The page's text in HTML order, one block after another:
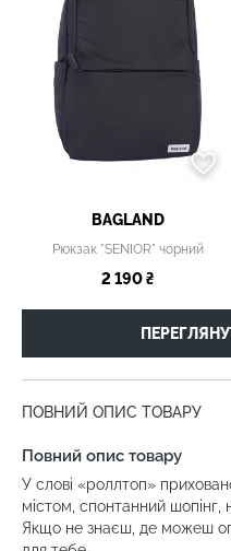
BAGLAND
Рюкзак "SENIOR" чорний
2 190 ₴
ПОВНИЙ ОПИС ТОВАРУ
Повний опис товару
У слові «роллтоп»
містом, спонтанний шопінг,
Якщо не знаєш, де можеш